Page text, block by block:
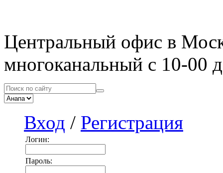
Центральный офис в
многоканальный с 10-00
Вход / Регистрация
Логин:
Пароль: